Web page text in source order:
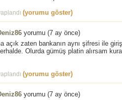
(yorumu göster)
yorumu (7 ay önce)
açık zaten bankanın aynı şifresi ile
Olurda gümüş platin alırsam
(yorumu göster)
yorumu (7 ay önce)